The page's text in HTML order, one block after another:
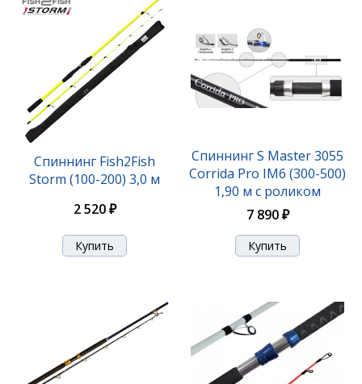
Удилище Stinger Elfish BoatSpecial 602XXH 1,80m
200-800gr
Спиннинг Fish2Fish
Storm (100-200) 3,0 м
2 520 ₽
Спиннинг S Master 3055
Corrida Pro IM6 (300-500)
1,90 м с роликом
7 890 ₽